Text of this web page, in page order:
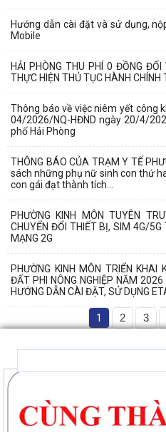
Hướng dẫn cài đặt và sử dụng,
Mobile
HẢI PHÒNG THU PHÍ 0 ĐỒNG
THỰC HIỆN THỦ TỤC HÀNH CHÍNH
Thông báo về việc niêm yết công
04/2026/NQ-HĐND ngày 20/4/
phố Hải Phòng
THÔNG BÁO CỦA TRẠM Y TẾ
sách những phụ nữ sinh con thứ
con gái đạt thành tích...
PHƯỜNG KINH MÔN TUYÊN
CHUYỂN ĐỔI THIẾT BỊ, SIM 4G/5G
MẠNG 2G
PHƯỜNG KINH MÔN TRIỂN KHAI
ĐẤT PHI NÔNG NGHIỆP NĂM
HƯỚNG DẪN CÀI ĐẶT, SỬ DỤNG
1 2 3